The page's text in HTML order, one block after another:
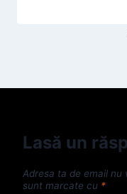
Lasă un
Adresa ta de email nu
sunt marcate cu *